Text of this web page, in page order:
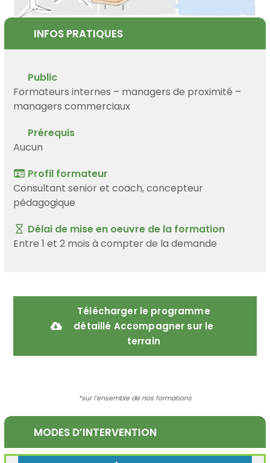
INFOS PRATIQUES
Public
Formateurs internes – managers de proximité –
managers commerciaux
Prérequis
Aucun
Profil formateur
Consultant senior et coach, concepteur
pédagogique
Délai de mise en oeuvre de la formation
Entre 1 et 2 mois à compter de la demande
Télécharger le programme
détaillé Accompagner sur le
terrain
*sur l’ensemble de nos formations
MODES D’INTERVENTION